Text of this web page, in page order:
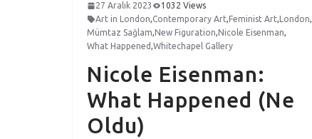
27 Aralık 2023
1032 Views
Art in London,Contemporary Art, Feminist Art, London,
Mümtaz Sağlam, New Figuration, Nicole Eisenman,
What Happened,Whitechapel Gallery
Nicole Eisenman:
What Happened (Ne
Oldu)